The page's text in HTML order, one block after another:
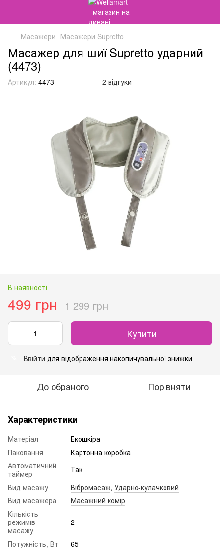
Масажери Масажери Supretto
Масажер для шиї Supretto ударний
(4473)
Артикул: 4473 2 відгуки
В наявності
499 грн 1 299 грн
Купити
Ввійти для відображення накопичувальної знижки
До обраного Порівняти
Характеристики
Матеріал
Екошкіра
Паковання
Картонна коробка
Автоматичний
таймер
Так
Вид масажу
Вібромасаж, Ударно-кулачковий
Вид масажера
Масажний комір
Кількість
режимів
масажу
2
Потужність, Вт
65